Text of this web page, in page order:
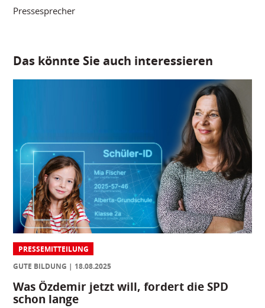
Pressesprecher
Das könnte Sie auch interessieren
PRESSEMITTEILUNG
GUTE BILDUNG
18.08.2025
Was Özdemir jetzt will, fordert die SPD
schon lange